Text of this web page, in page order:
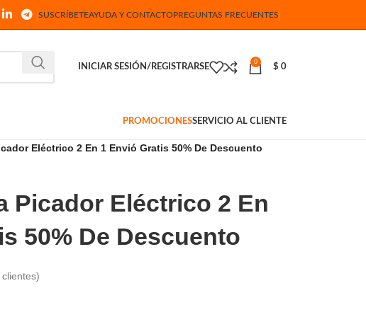
SUSCRÍBETEAYUDA Y CONTACTOPREGUNTAS FRECUENTES
INICIAR SESIÓN/REGISTRARSE
0
$ 0
PROMOCIONESSERVICIO AL CLIENTE
Eléctrico 2 En 1 Envió Gratis 50% De Descuento
Picador Eléctrico 2 En
50% De Descuento